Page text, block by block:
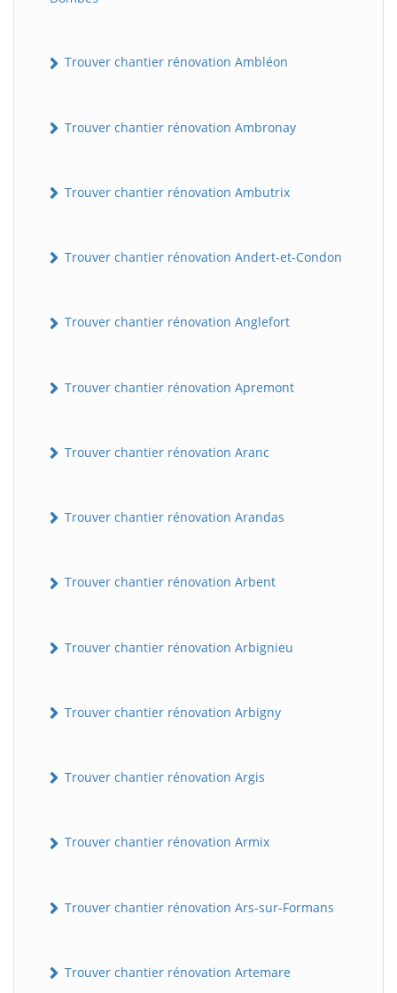
Trouver chantier rénovation Ambléon
Trouver chantier rénovation Ambronay
Trouver chantier rénovation Ambutrix
Trouver chantier rénovation Andert-et-Condon
Trouver chantier rénovation Anglefort
Trouver chantier rénovation Apremont
Trouver chantier rénovation Aranc
Trouver chantier rénovation Arandas
Trouver chantier rénovation Arbent
Trouver chantier rénovation Arbignieu
Trouver chantier rénovation Arbigny
Trouver chantier rénovation Argis
Trouver chantier rénovation Armix
Trouver chantier rénovation Ars-sur-Formans
Trouver chantier rénovation Artemare